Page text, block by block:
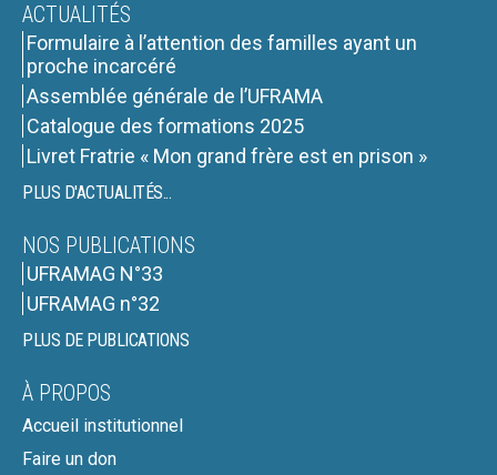
ACTUALITÉS
Formulaire à l’attention des familles ayant un
proche incarcéré
Assemblée générale de l’UFRAMA
Catalogue des formations 2025
Livret Fratrie « Mon grand frère est en prison »
PLUS D'ACTUALITÉS...
NOS PUBLICATIONS
UFRAMAG N°33
UFRAMAG n°32
PLUS DE PUBLICATIONS
À PROPOS
Accueil institutionnel
Faire un don